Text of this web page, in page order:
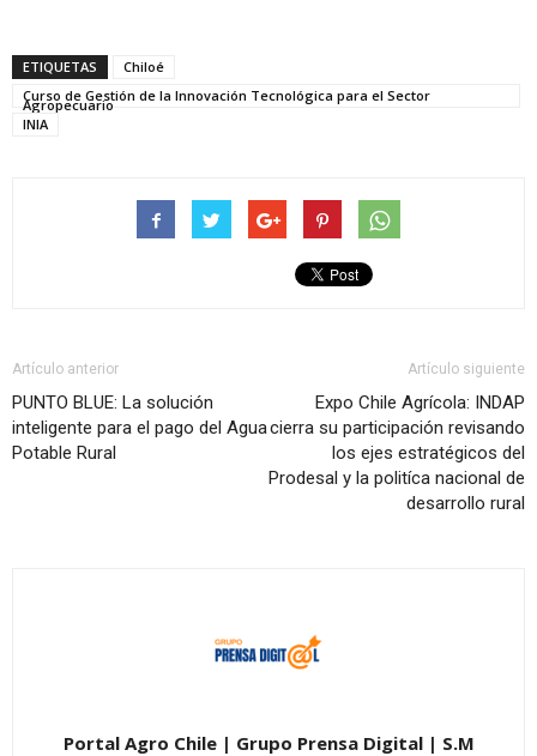
ETIQUETAS
Chiloé
Curso de Gestión de la Innovación Tecnológica para el Sector
Agropecuario
INIA
Artículo anterior
PUNTO BLUE: La solución
inteligente para el pago del Agua
Potable Rural
Artículo siguiente
Expo Chile Agrícola: INDAP
cierra su participación revisando
los ejes estratégicos del
Prodesal y la politíca nacional de
desarrollo rural
Portal Agro Chile | Grupo Prensa Digital | S.M